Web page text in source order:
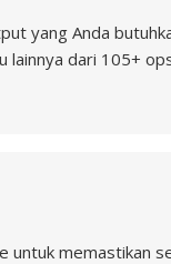
yang Anda
lainnya dari 105+
untuk memastikan